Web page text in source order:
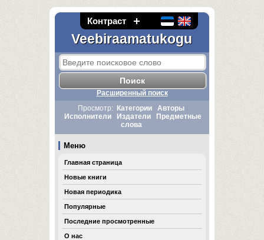
Контраст
Veebiraamatukogu
Расширенный поиск
Просмотр:
Категории
Авторы
Исполнители
Издатели
Предметные
слова
Меню
Главная страница
Новые книги
Новая периодика
Популярные
Последние просмотренные
О нас